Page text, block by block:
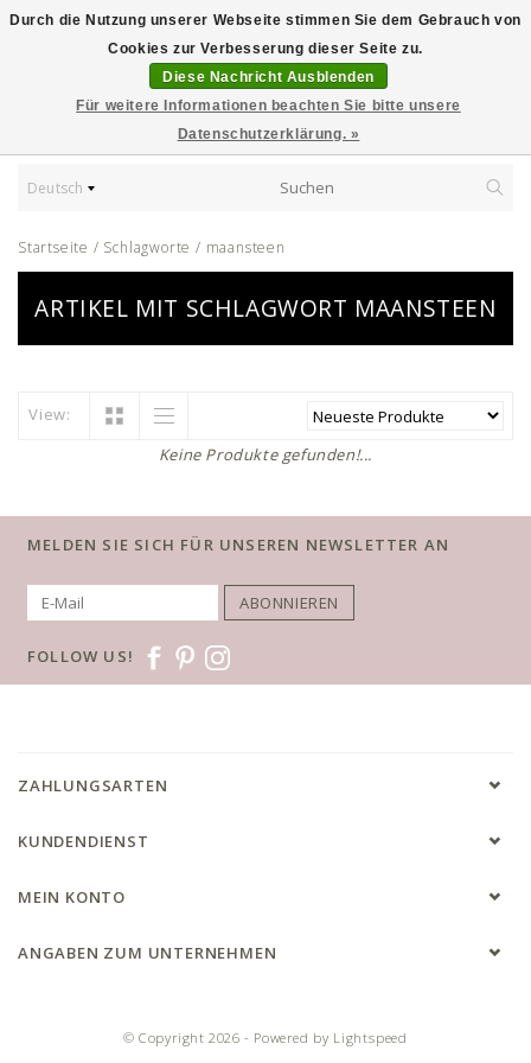
Deutsch
Startseite / Schlagworte / maansteen
ARTIKEL MIT SCHLAGWORT MAANSTEEN
View:
Keine Produkte gefunden!...
Durch die Nutzung unserer Webseite stimmen Sie dem Gebrauch von
Cookies zur Verbesserung dieser Seite zu.
Diese Nachricht Ausblenden
Für weitere Informationen beachten Sie bitte unsere
Datenschutzerklärung. »
MELDEN SIE SICH FÜR UNSEREN NEWSLETTER AN
ABONNIEREN
FOLLOW US!
ZAHLUNGSARTEN
KUNDENDIENST
MEIN KONTO
ANGABEN ZUM UNTERNEHMEN
© Copyright 2026 - Powered by Lightspeed